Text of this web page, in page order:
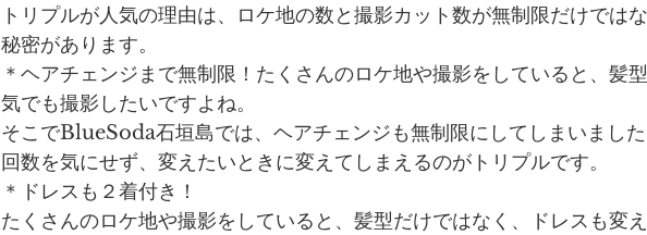
トリプルが人気の理由は、ロケ地の数と撮影カット数が無制限だけでは
秘密があります。
＊ヘアチェンジまで無制限！たくさんのロケ地や撮影をしていると、髪
気でも撮影したいですよね。
そこでBlueSoda石垣島では、ヘアチェンジも無制限にしてしまいました
回数を気にせず、変えたいときに変えてしまえるのがトリプルです。
＊ドレスも２着付き！
たくさんのロケ地や撮影をしていると、髪型だけではなく、ドレスも変え